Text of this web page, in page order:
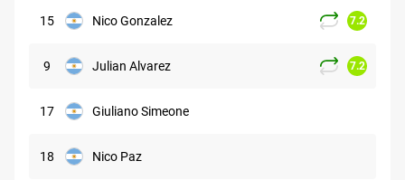
15 Nico Gonzalez 7.2
9 Julian Alvarez 7.2
17 Giuliano Simeone
18 Nico Paz